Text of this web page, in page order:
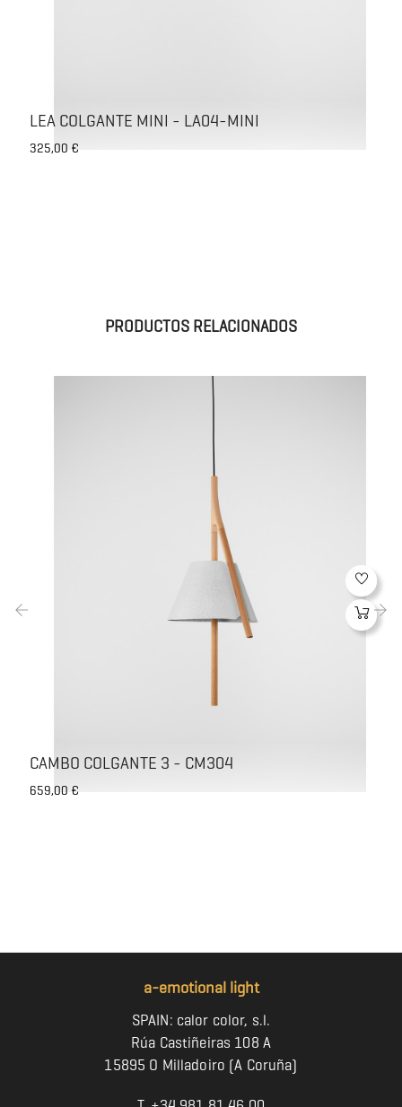
LEA COLGANTE MINI - LA04-MINI
Precio
325,00 €
PRODUCTOS RELACIONADOS
CAMBO COLGANTE 3 - CM304
Precio
659,00 €
a-emotional light
SPAIN: calor color, s.l.
Rúa Castiñeiras 108 A
15895 O Milladoiro (A Coruña)